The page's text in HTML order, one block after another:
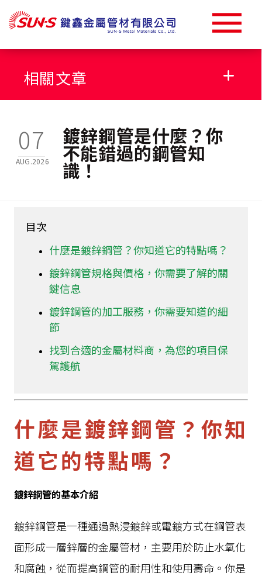
相關文章
304不銹鋼圓管
304不銹鋼方管
管材加工
管材沖孔
管材洗鴨口
鍍鋅鋼管價格
鍍鋅鋼管規格表
07
AUG.2026
鍍鋅鋼管是什麼？你
不能錯過的鋼管知
識！
目次
什麼是鍍鋅鋼管？你知道它的特點嗎？
鍍鋅鋼管規格與價格，你需要了解的關
鍵信息
鍍鋅鋼管的加工服務，你需要知道的細
節
找到合適的金屬材料商，為您的項目保
駕護航
什麼是鍍鋅鋼管？你知
道它的特點嗎？
鍍鋅鋼管的基本介紹
鍍鋅鋼管是一種通過熱浸鍍鋅或電鍍方式在鋼管表
面形成一層鋅層的金屬管材，主要用於防止水氧化
和腐蝕，從而提高鋼管的耐用性和使用壽命。你是